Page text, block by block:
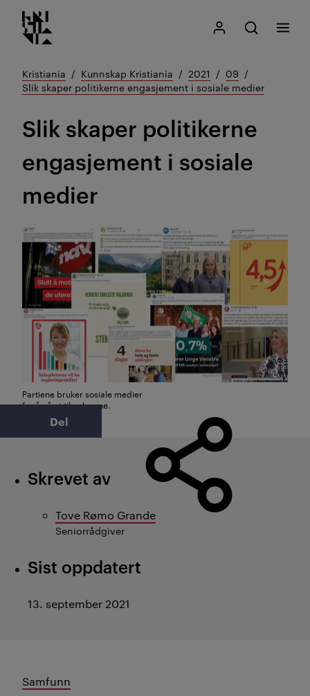
Gå
til
Kristiania logo
Mitt Kristiania
Åpne søk
Søk
Meny
Kristiania Kunnskap Kristiania 2021
09
Slik skaper politikerne engasjement i sosiale medier
Slik skaper politikerne
engasjement i sosiale
medier
Partiene bruker sosiale medier
for å nå ut til velgerne.
Foto: Faksimile
Del
Skrevet av
Tove Rømo Grande
Seniorrådgiver
Sist oppdatert
13. september 2021
Samfunn